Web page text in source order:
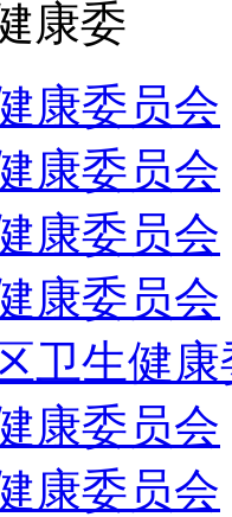
康委
康委员会
康委员会
康委员会
康委员会
卫生健
康委员会
康委员会